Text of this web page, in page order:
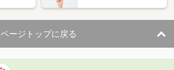
ページトップに戻る